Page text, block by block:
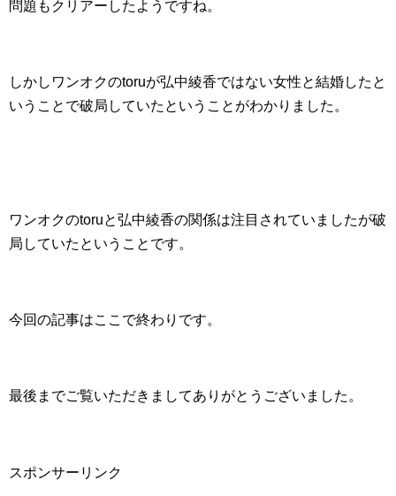
問題もクリアーしたようですね。
しかしワンオクのtoruが弘中綾香ではない女性と結婚したと
いうことで破局していたということがわかりました。
ワンオクのtoruと弘中綾香の関係は注目されていましたが破
局していたということです。
今回の記事はここで終わりです。
最後までご覧いただきましてありがとうございました。
スポンサーリンク